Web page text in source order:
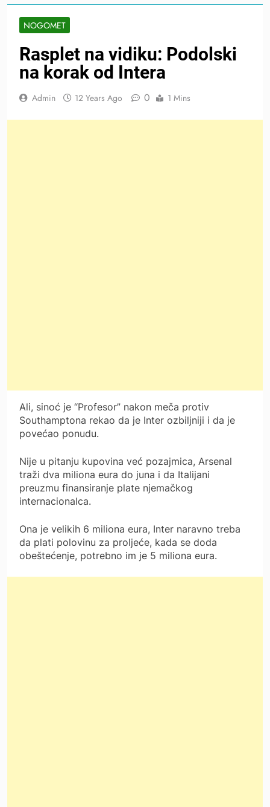
NOGOMET
Rasplet na vidiku: Podolski
na korak od Intera
Admin 12 Years Ago 0 1 Mins
Ali, sinoć je “Profesor” nakon meča protiv
Southamptona rekao da je Inter ozbiljniji i da je
povećao ponudu.
Nije u pitanju kupovina već pozajmica, Arsenal
traži dva miliona eura do juna i da Italijani
preuzmu finansiranje plate njemačkog
internacionalca.
Ona je velikih 6 miliona eura, Inter naravno treba
da plati polovinu za proljeće, kada se doda
obeštećenje, potrebno im je 5 miliona eura.